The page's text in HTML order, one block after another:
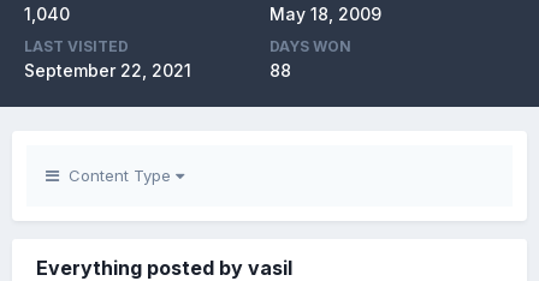
1,040 May 18, 2009
LAST VISITED
September 22, 2021
DAYS WON
88
Content Type
Everything posted by vasil